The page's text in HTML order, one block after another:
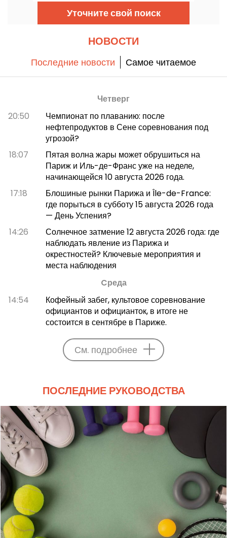
лучшие водные марафонцы сразятся на фоне
легендарной природной обстановки.
Уточните свой поиск
НОВОСТИ
Последние новости Самое читаемое
Четверг
20:50
Чемпионат по плаванию: после
нефтепродуктов в Сене соревнования под
угрозой?
18:07
Пятая волна жары может обрушиться на
Париж и Иль-де-Франс уже на неделе,
начинающейся 10 августа 2026 года.
17:18
Блошиные рынки Парижа и Île-de-France:
где порыться в субботу 15 августа 2026 года
— День Успения?
14:26
Солнечное затмение 12 августа 2026 года: где
наблюдать явление из Парижа и
окрестностей? Ключевые мероприятия и
места наблюдения
Cреда
14:54
Кофейный забег, культовое соревнование
официантов и официанток, в итоге не
состоится в сентябре в Париже.
См. подробнее
ПОСЛЕДНИЕ РУКОВОДСТВА